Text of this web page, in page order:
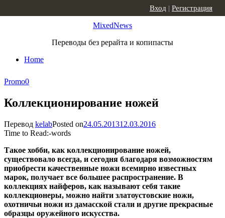
MixedNews
Переводы без рерайта и копипасты
Home
Вход | Регистрация
Promo0
Коллекционирование ножей
Перевод kelabPosted on24.05.201312.03.2016
Time to Read:-words
Такое хобби, как коллекционирование ножей,
существовало всегда, и сегодня благодаря возможностям
приобрести качественные ножи всемирно известных
марок, получает все большее распространение. В
коллекциях найферов, как называют себя такие
коллекционеры, можно найти златоустовские ножи,
охотничьи ножи из дамасской стали и другие прекрасные
образцы оружейного искусства.